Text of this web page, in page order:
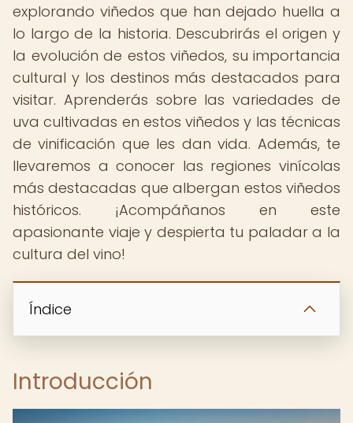
explorando viñedos que han dejado huella a
lo largo de la historia. Descubrirás el origen y
la evolución de estos viñedos, su importancia
cultural y los destinos más destacados para
visitar. Aprenderás sobre las variedades de
uva cultivadas en estos viñedos y las técnicas
de vinificación que les dan vida. Además, te
llevaremos a conocer las regiones vinícolas
más destacadas que albergan estos viñedos
históricos. ¡Acompáñanos en este
apasionante viaje y despierta tu paladar a la
cultura del vino!
Índice
Introducción